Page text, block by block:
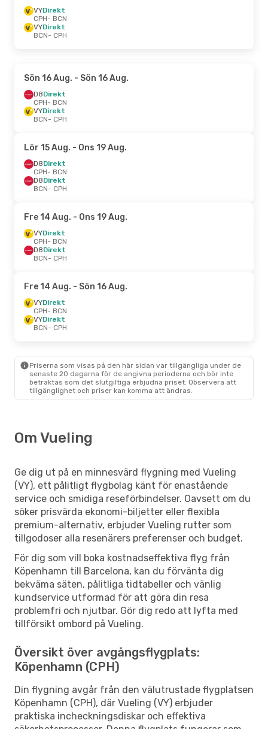
VYDirekt
CPH- BCN
VYDirekt
BCN- CPH
Sön 16 Aug. - Sön 16 Aug.
D8Direkt
CPH- BCN
VYDirekt
BCN- CPH
Lör 15 Aug. - Ons 19 Aug.
D8Direkt
CPH- BCN
D8Direkt
BCN- CPH
Fre 14 Aug. - Ons 19 Aug.
VYDirekt
CPH- BCN
D8Direkt
BCN- CPH
Fre 14 Aug. - Sön 16 Aug.
VYDirekt
CPH- BCN
VYDirekt
BCN- CPH
Priserna som visas på den här sidan var tillgängliga under de
senaste 20 dagarna för de angivna perioderna och bör inte
betraktas som det slutgiltiga erbjudna priset. Observera att
tillgänglighet och priser kan komma att ändras.
Om Vueling
Ge dig ut på en minnesvärd flygning med Vueling
(VY), ett pålitligt flygbolag känt för enastående
service och smidiga reseförbindelser. Oavsett om du
söker prisvärda ekonomi-biljetter eller flexibla
premium-alternativ, erbjuder Vueling rutter som
tillgodoser alla resenärers preferenser och budget.
För dig som vill boka kostnadseffektiva flyg från
Köpenhamn till Barcelona, kan du förvänta dig
bekväma säten, pålitliga tidtabeller och vänlig
kundservice utformad för att göra din resa
problemfri och njutbar. Gör dig redo att lyfta med
tillförsikt ombord på Vueling.
Översikt över avgångsflygplats:
Köpenhamn (CPH)
Din flygning avgår från den välutrustade flygplatsen
Köpenhamn (CPH), där Vueling (VY) erbjuder
praktiska incheckningsdiskar och effektiva